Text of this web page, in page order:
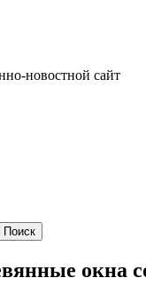
новостной сайт
окна